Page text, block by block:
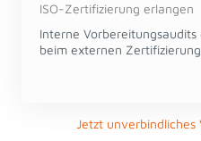
ISO-Zertifizierung erlangen
Interne
beim externen
Jetzt unverbindliches